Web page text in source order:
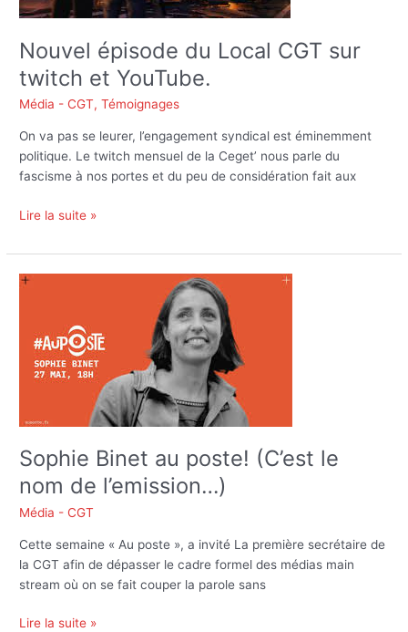
Nouvel épisode du Local CGT sur
twitch et YouTube.
Média - CGT,Témoignages
On va pas se leurer, l’engagement syndical est éminemment
politique. Le twitch mensuel de la Ceget’ nous parle du
fascisme à nos portes et du peu de considération fait aux
et
Lire la suite »
Sophie Binet au poste! (C’est le
nom de l’emission…)
Média - CGT
Cette semaine « Au poste », a invité La première secrétaire de
la CGT afin de dépasser le cadre formel des médias main
stream où on se fait couper la parole sans
Sophie
poste!
(C’est
de
Lire la suite »